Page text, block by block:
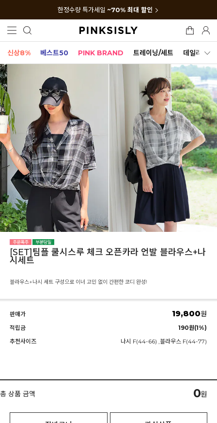
한정수량 특가세일 ~70% 최대 할인
신상8% 베스트50 PINK BRAND 트레이닝/세트 데일리세트
[SET]팀플 쿨시스루 체크 오픈카라 언발 블라우스+나
시세트
블라우스+나시 세트 구성으로 이너 고민 없이 간편한 코디 완성!
판매가 19,800원
적립금
190원(1%)
추천사이즈
나시 F(44-66) ,블라우스 F(44-77)
총 상품 금액 0원